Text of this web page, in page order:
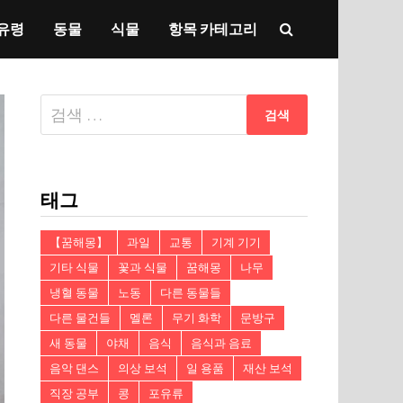
령 동물 식물 항목 카테고리
다
음
태그
【꿈해몽】 과일 교통
기계 기기
기타 식물
꽃과 식물 꿈해몽
나무
냉혈 동물
노동
다른 동물들
다른 물건들
멜론 무기 화학
문방구
새 동물
야채 음식
음식과 음료
음악 댄스
의상 보석 일 용품
재산 보석
직장 공부
콩 포유류